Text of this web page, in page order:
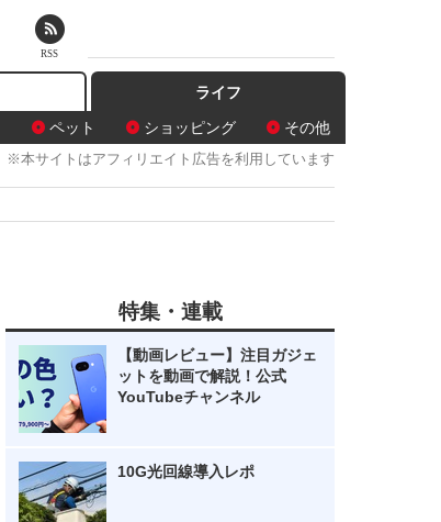
ライフ
ペット ショッピング その他
※本サイトはアフィリエイト広告を利用しています
特集・連載
【動画レビュー】注目ガジェ
ットを動画で解説！公式
YouTubeチャンネル
10G光回線導入レポ
RSS